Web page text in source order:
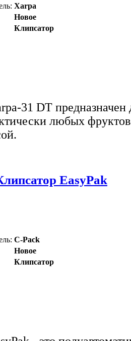
Хarpa
Новое
Клипсатор
31 DT предназначен
любых
EasyPak
C-Pack
Новое
Клипсатор